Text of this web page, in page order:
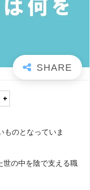
ものとなっていま
世の中を陰で支える職